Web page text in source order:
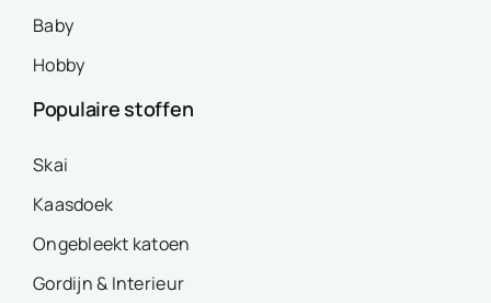
Baby
Hobby
Populaire stoffen
Skai
Kaasdoek
Ongebleekt katoen
Gordijn & Interieur